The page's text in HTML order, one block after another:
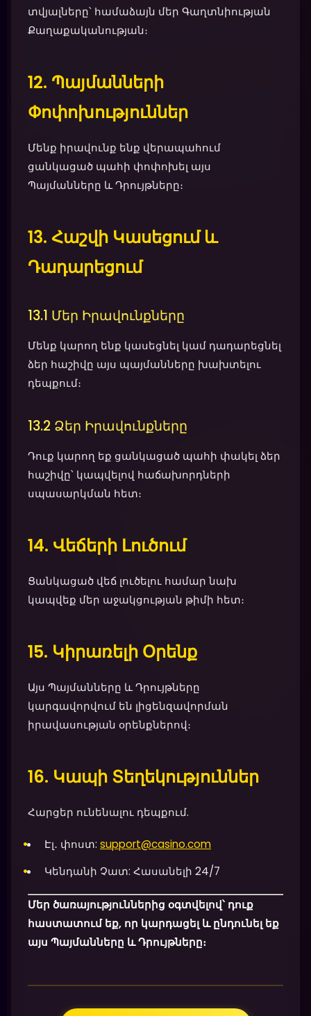
տվյալները՝ համաձայն մեր Գաղտնիության
Քաղաքականության։
12. Պայմանների
Փոփոխություններ
Մենք իրավունք ենք վերապահում
ցանկացած պահի փոփոխել այս
Պայմանները և Դրույթները։
13. Հաշվի Կասեցում և
Դադարեցում
13.1 Մեր Իրավունքները
Մենք կարող ենք կասեցնել կամ դադարեցնել
ձեր հաշիվը այս պայմանները խախտելու
դեպքում։
13.2 Ձեր Իրավունքները
Դուք կարող եք ցանկացած պահի փակել ձեր
հաշիվը՝ կապվելով հաճախորդների
սպասարկման հետ։
14. Վեճերի Լուծում
Ցանկացած վեճ լուծելու համար նախ
կապվեք մեր աջակցության թիմի հետ։
15. Կիրառելի Օրենք
Այս Պայմանները և Դրույթները
կարգավորվում են լիցենզավորման
իրավասության օրենքներով։
16. Կապի Տեղեկություններ
Հարցեր ունենալու դեպքում.
Էլ․ փոստ: support@casino.com
Կենդանի Չատ: Հասանելի 24/7
Մեր ծառայություններից օգտվելով՝ դուք
հաստատում եք, որ կարդացել և ընդունել եք
այս Պայմանները և Դրույթները։